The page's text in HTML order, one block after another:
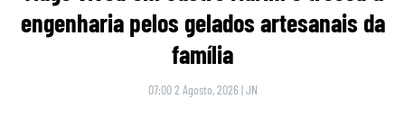
engenharia pelos gelados artesanais da
família
07:00 2 Agosto, 2026 |JN